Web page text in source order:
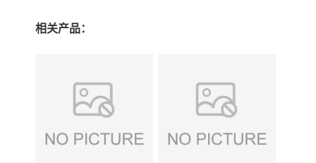
相关产品：